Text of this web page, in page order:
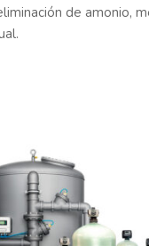
de amonio,